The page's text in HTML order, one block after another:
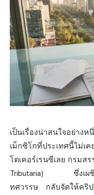
เป็นเรื่องน่าสนใจอย่างห
เม็กซิโกที่ประเทศนี้ไม่เ
โตเคอร์เรนซีเลย กรมสร
Tributaria) ซึ่งเผชิญ
ทศวรรษ กลับจัดให้คริป